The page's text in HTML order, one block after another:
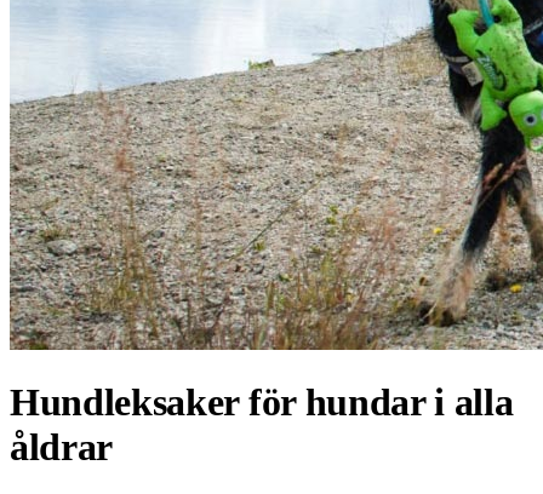
Hundleksaker för hundar i alla
åldrar